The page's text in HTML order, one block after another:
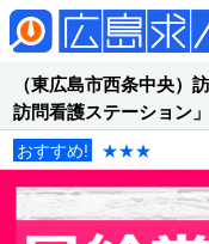
（東広島市西条中央）
訪問看護ステーション
おすすめ! ★★★